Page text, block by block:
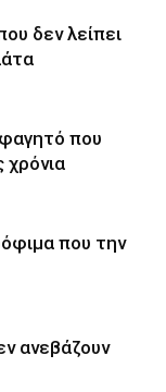
δεν λείπει
που
χρόνια
που την
ανεβάζουν